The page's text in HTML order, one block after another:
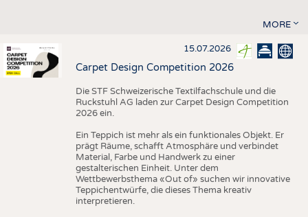
MORE
15.07.2026
Carpet Design Competition 2026
Die STF Schweizerische Textilfachschule und die
Ruckstuhl AG laden zur Carpet Design Competition
2026 ein.
Ein Teppich ist mehr als ein funktionales Objekt. Er
prägt Räume, schafft Atmosphäre und verbindet
Material, Farbe und Handwerk zu einer
gestalterischen Einheit. Unter dem
Wettbewerbsthema «Out of» suchen wir innovative
Teppichentwürfe, die dieses Thema kreativ
interpretieren.